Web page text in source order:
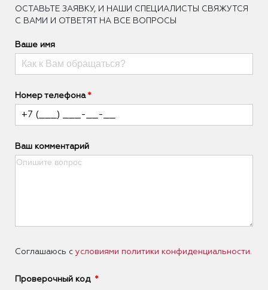
ОCТАВЬТЕ ЗАЯВКУ, И НАШИ СПЕЦИАЛИСТЫ СВЯЖУТСЯ
С ВАМИ И ОТВЕТЯТ НА ВСЕ ВОПРОСЫ
Ваше имя
Номер телефона
Ваш комментарий
Соглашаюсь с условиями политики конфиденциальности.
Проверочный код